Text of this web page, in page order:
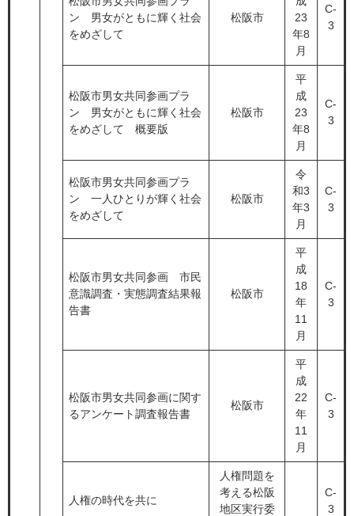
ン 男女がともに輝く社会
をめざして
松阪市
23
年8
月
C-
3
松阪市男女共同参画プラ
ン 男女がともに輝く社会
をめざして 概要版
松阪市
平
成
23
年8
月
C-
3
松阪市男女共同参画プラ
ン 一人ひとりが輝く社会
をめざして
松阪市
令
和3
年3
月
C-
3
松阪市男女共同参画 市民
意識調査・実態調査結果報
告書
松阪市
平
成
18
年
11
月
C-
3
松阪市男女共同参画に関す
るアンケート調査報告書
松阪市
平
成
22
年
11
月
C-
3
人権の時代を共に
人権問題を
考える松阪
地区実行委
C-
3